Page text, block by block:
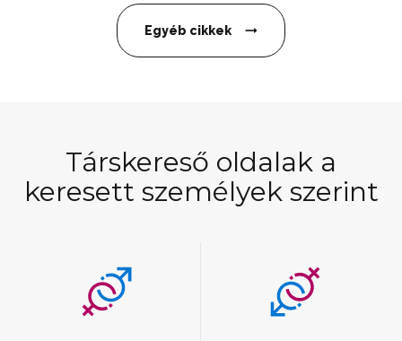
Egyéb cikkek
Társkereső oldalak a
keresett személyek szerint